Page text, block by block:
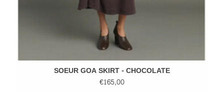
SOEUR GOA SKIRT - CHOCOLATE
€165,00